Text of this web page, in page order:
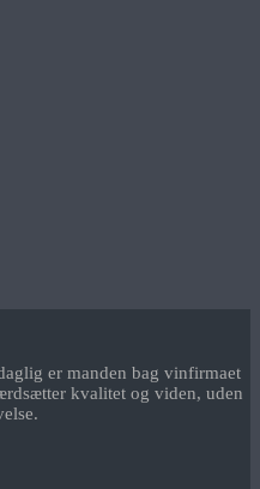
er manden bag vinfirmaet
kvalitet og viden, uden